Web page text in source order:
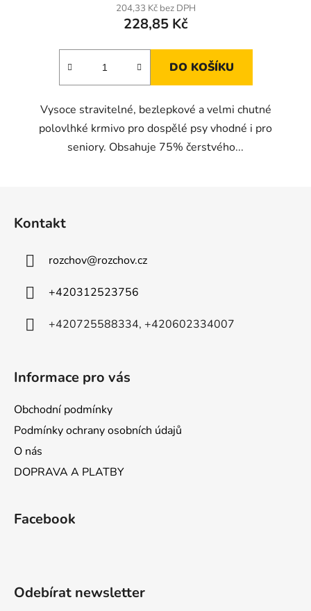
204,33 Kč bez DPH
228,85 Kč
DO KOŠÍKU
Vysoce stravitelné, bezlepkové a velmi chutné
polovlhké krmivo pro dospělé psy vhodné i pro
seniory. Obsahuje 75% čerstvého...
Kontakt
rozchov@rozchov.cz
+420312523756
+420725588334, +420602334007
Informace pro vás
Obchodní podmínky
Podmínky ochrany osobních údajů
O nás
DOPRAVA A PLATBY
Facebook
Odebírat newsletter